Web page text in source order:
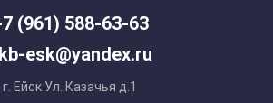
(961) 588-63-63
esk@yandex.ru
г. Ейск Ул. Казачья д.1